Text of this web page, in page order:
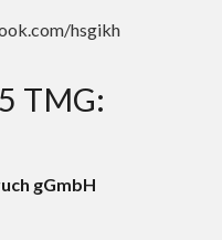
hsgikh
TMG:
gGmbH